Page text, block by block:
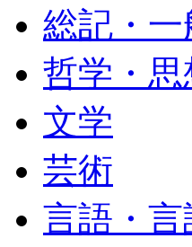
総記・一
哲学・
文学
芸術
言語・言